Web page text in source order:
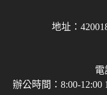
地址：
電
辦公時間：8:00-12:00